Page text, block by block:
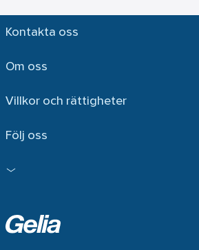
Kontakta oss
Om oss
Villkor och rättigheter
Följ oss